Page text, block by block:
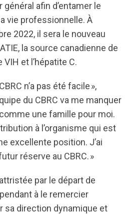
afin d’entamer le
vie professionnelle. À
2022, il sera le nouveau
la source canadienne de
et l’hépatite C.
n’a pas été facile »,
du CBRC va me manquer
une famille pour moi.
à l’organisme qui est
excellente position. J’ai
réserve au CBRC. »
par le départ de
à le remercier
sa direction dynamique et